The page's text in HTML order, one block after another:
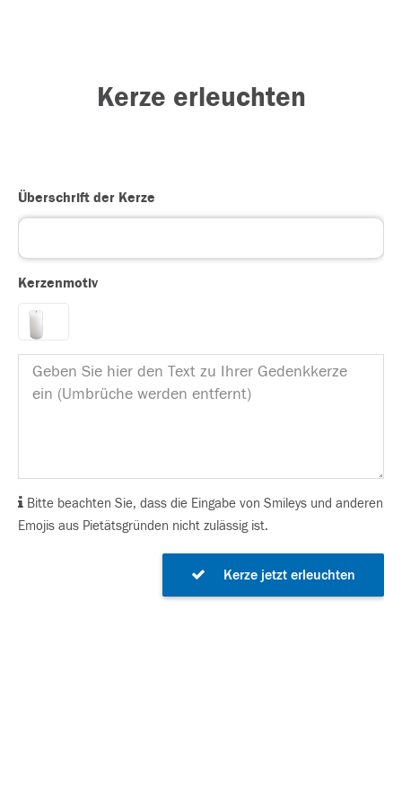
Kerze erleuchten
Überschrift der Kerze
Kerzenmotiv
Bitte beachten Sie, dass die Eingabe von Smileys und anderen
Emojis aus Pietätsgründen nicht zulässig ist.
Kerze jetzt erleuchten